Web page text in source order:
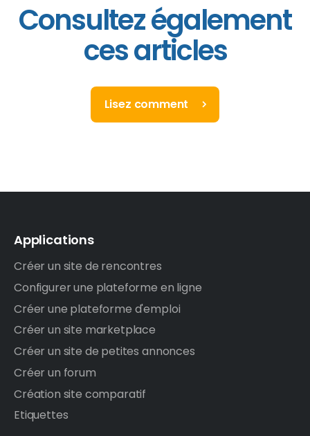
Consultez également
ces articles
Lisez comment
Applications
Créer un site de rencontres
Configurer une plateforme en ligne
Créer une plateforme d'emploi
Créer un site marketplace
Créer un site de petites annonces
Créer un forum
Création site comparatif
Etiquettes